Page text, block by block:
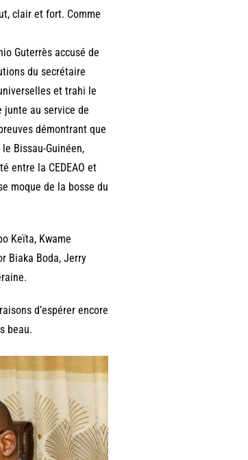
clair et fort. Comme
Guterrès accusé de
du secrétaire
et trahi le
junte au service de
démontrant que
Bissau-Guinéen,
entre la CEDEAO et
moque de la bosse du
Keïta, Kwame
Biaka Boda, Jerry
d’espérer encore
beau.